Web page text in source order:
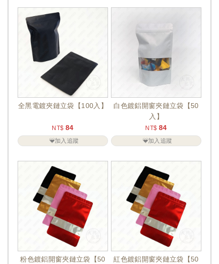
全黑電鍍夾鏈立袋【100入】
NT$ 84
加入追蹤
白色鍍鋁開窗夾鏈立袋【50
入】
NT$ 84
加入追蹤
粉色鍍鋁開窗夾鏈立袋【50
紅色鍍鋁開窗夾鏈立袋【50